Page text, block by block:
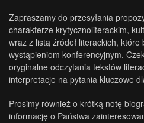
Zapraszamy do przesyłania
charakterze krytycznoliterackim,
wraz z listą źródeł literackich,
wystąpieniom konferencyjnym.
oryginalne odczytania tekstów
interpretacje na pytania kluczowe
Prosimy również o krótką notę
informację o Państwa